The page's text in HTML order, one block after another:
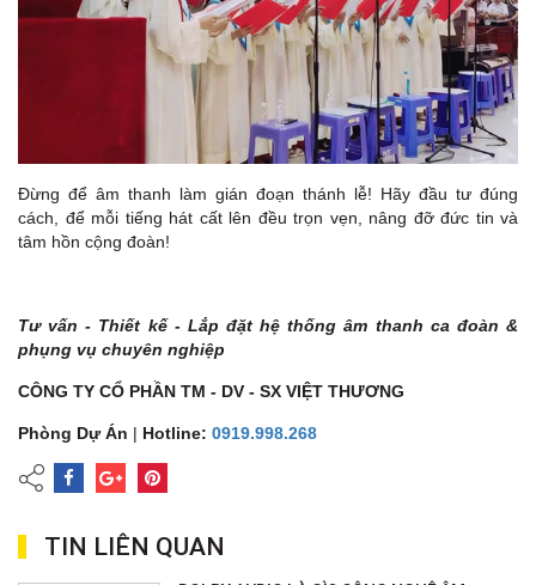
Đừng để âm thanh làm gián đoạn thánh lễ! Hãy đầu tư đúng
cách, để mỗi tiếng hát cất lên đều trọn vẹn, nâng đỡ đức tin và
tâm hồn cộng đoàn!
Tư vấn - Thiết kế - Lắp đặt hệ thống âm thanh ca đoàn &
phụng vụ chuyên nghiệp
CÔNG TY CỔ PHẦN TM - DV - SX VIỆT THƯƠNG
Phòng Dự Án | Hotline: 0919.998.268
TIN LIÊN QUAN